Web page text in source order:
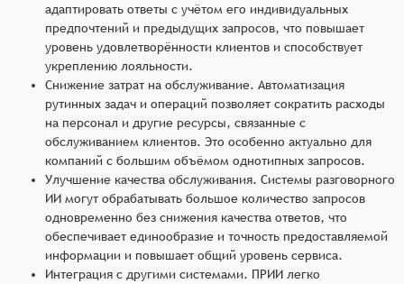
адаптировать ответы с учётом его индивидуальных
предпочтений и предыдущих запросов, что повышает
уровень удовлетворённости клиентов и способствует
укреплению лояльности.
Снижение затрат на обслуживание. Автоматизация
рутинных задач и операций позволяет сократить расходы
на персонал и другие ресурсы, связанные с
обслуживанием клиентов. Это особенно актуально для
компаний с большим объёмом однотипных запросов.
Улучшение качества обслуживания. Системы разговорного
ИИ могут обрабатывать большое количество запросов
одновременно без снижения качества ответов, что
обеспечивает единообразие и точность предоставляемой
информации и повышает общий уровень сервиса.
Интеграция с другими системами. ПРИИ легко